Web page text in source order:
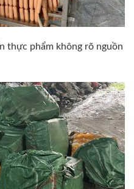
thực phẩm không rõ nguồn